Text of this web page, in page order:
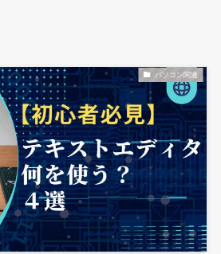
パソコン関連